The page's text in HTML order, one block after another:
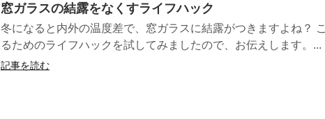
窓ガラスの結露をなくすライフハック
冬になると内外の温度差で、窓ガラスに結露がつきますよね？
るためのライフハックを試してみましたので、お伝えします。...
記事を読む